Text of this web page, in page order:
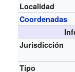
Localidad
Coordenadas
Jurisdicción
Tipo